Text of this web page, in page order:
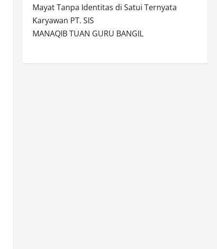
Mayat Tanpa Identitas di Satui Ternyata
Karyawan PT. SIS
MANAQIB TUAN GURU BANGIL